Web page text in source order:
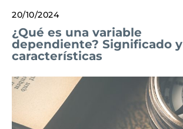
20/10/2024
¿Qué es una variable
dependiente? Significado y
características